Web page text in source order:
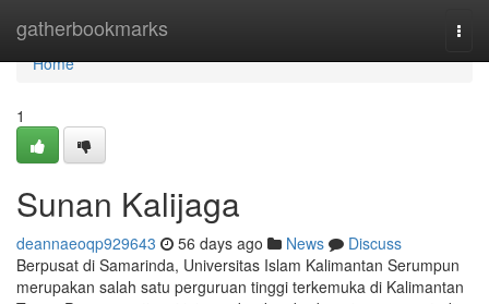
gatherbookmarks
Home
Home
1
Sunan Kalijaga
deannaeoqp929643 56 days ago News
Discuss
Berpusat di Samarinda, Universitas Islam Kalimantan Serumpun
merupakan salah satu perguruan tinggi terkemuka di Kalimantan